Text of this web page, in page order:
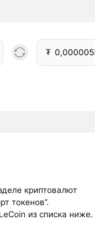
₮
криптовалют
токенов”.
из списка ниже.